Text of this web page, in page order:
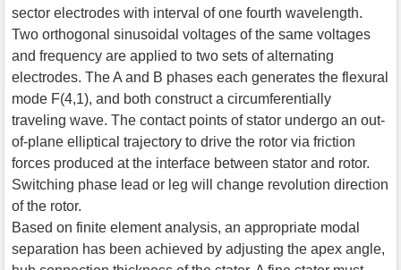
sector electrodes with interval of one fourth wavelength.
Two orthogonal sinusoidal voltages of the same voltages
and frequency are applied to two sets of alternating
electrodes. The A and B phases each generates the flexural
mode F(4,1), and both construct a circumferentially
traveling wave. The contact points of stator undergo an out-
of-plane elliptical trajectory to drive the rotor via friction
forces produced at the interface between stator and rotor.
Switching phase lead or leg will change revolution direction
of the rotor.
Based on finite element analysis, an appropriate modal
separation has been achieved by adjusting the apex angle,